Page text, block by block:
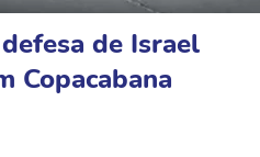
de Israel
Copacabana